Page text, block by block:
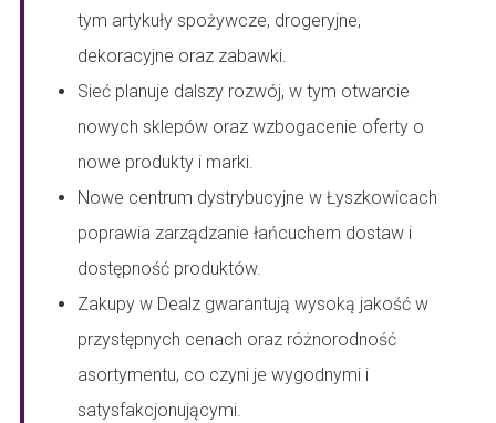
tym artykuły spożywcze, drogeryjne,
dekoracyjne oraz zabawki.
Sieć planuje dalszy rozwój, w tym otwarcie
nowych sklepów oraz wzbogacenie oferty o
nowe produkty i marki.
Nowe centrum dystrybucyjne w Łyszkowicach
poprawia zarządzanie łańcuchem dostaw i
dostępność produktów.
Zakupy w Dealz gwarantują wysoką jakość w
przystępnych cenach oraz różnorodność
asortymentu, co czyni je wygodnymi i
satysfakcjonującymi.